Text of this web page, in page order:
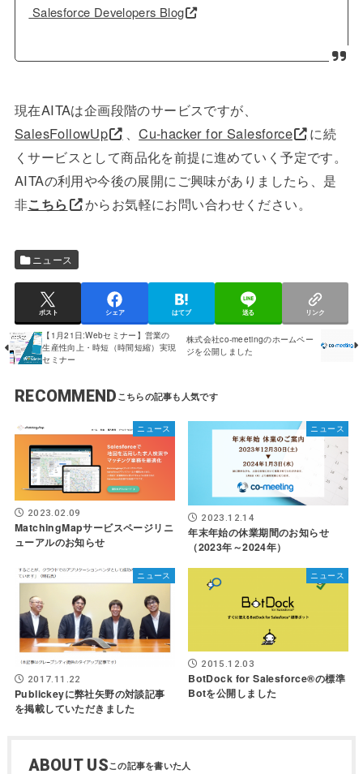
Salesforce Developers Blog
現在AITAは企画段階のサービスですが、
SalesFollowUp
、Cu-hacker for Salesforce
に続
くサービスとして商品化を前提に進めていく予定です。
AITAの利用や今後の展開にご興味がありましたら、是
非こちら からお気軽にお問い合わせください。
ニュース
ポスト シェア はてブ 送る リンク
【1月21日:Webセミナー】営業の
生産性向上・時短（時間短縮）実現
セミナー
株式会社co-meetingのホームペー
ジを公開しました
RECOMMEND
ニュース
2023.02.09
MatchingMapサービスページリニ
ューアルのお知らせ
ニュース
2023.12.14
年末年始の休業期間のお知らせ
（2023年～2024年）
ニュース
2017.11.22
Publickeyに弊社矢野の対談記事
を掲載していただきました
ニュース
2015.12.03
BotDock for Salesforce®の標準
Botを公開しました
ABOUT US